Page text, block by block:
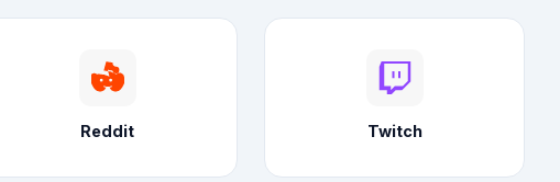
Reddit Twitch